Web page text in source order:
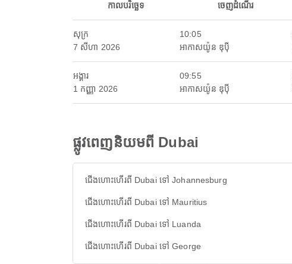
កាលបរិច្ឆេទ ចេញដំណើរ
សុក្រ
7 សីហា 2026
10:05
អាកាសយ៉ូន ឌុប៉ី
អង្គារ
1 កញ្ញា 2026
09:55
អាកាសយ៉ូន ឌុប៉ី
ផ្លូវពេញនិយមពី Dubai
ជើងហោះហើរពី Dubai ទៅ Johannesburg
ជើងហោះហើរពី Dubai ទៅ Mauritius
ជើងហោះហើរពី Dubai ទៅ Luanda
ជើងហោះហើរពី Dubai ទៅ George